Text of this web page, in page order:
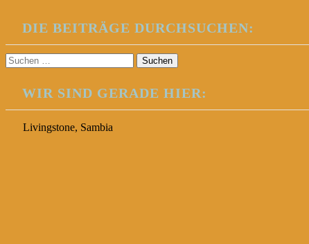
DIE BEITRÄGE DURCHSUCHEN:
Suchen
nach:
WIR SIND GERADE HIER:
Livingstone, Sambia